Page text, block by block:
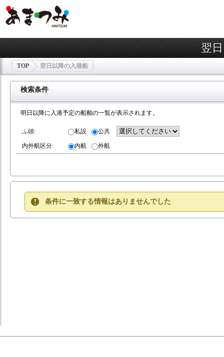
翌
TOP 翌日以降の入港船
検索条件
明日以降に入港予定の船舶の一覧が表示されます。
ふ頭: 私設 公共
内外航区分: 内航 外航
条件に一致する情報はありませんでした